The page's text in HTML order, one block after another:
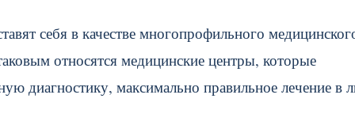
себя в качестве многопрофильного
относятся медицинские центры, которые
диагностику, максимально правильное лечение в